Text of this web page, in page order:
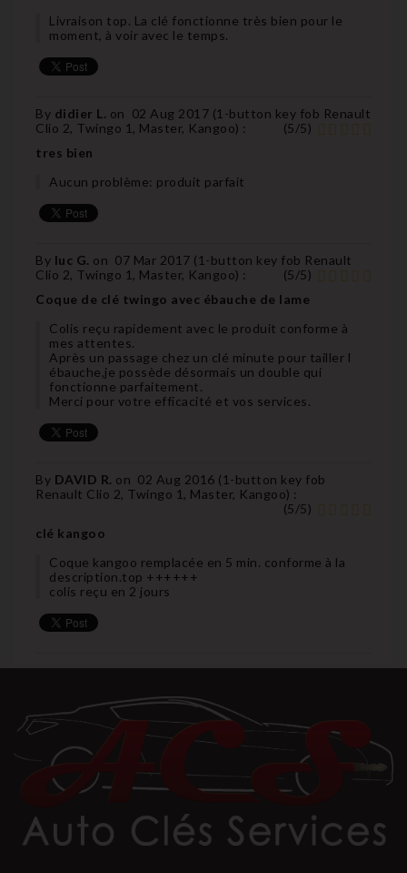
Livraison top. La clé fonctionne très bien pour le
moment, à voir avec le temps.
By didier L. on 02 Aug 2017 (1-button key fob Renault
Clio 2, Twingo 1, Master, Kangoo) : (5/5)
tres bien
Aucun problème: produit parfait
By luc G. on 07 Mar 2017 (1-button key fob Renault
Clio 2, Twingo 1, Master, Kangoo) : (5/5)
Coque de clé twingo avec ébauche de lame
Colis reçu rapidement avec le produit conforme à
mes attentes.
Après un passage chez un clé minute pour tailler l
ébauche,je possède désormais un double qui
fonctionne parfaitement.
Merci pour votre efficacité et vos services.
By DAVID R. on 02 Aug 2016 (1-button key fob
Renault Clio 2, Twingo 1, Master, Kangoo) :
(5/5)
clé kangoo
Coque kangoo remplacée en 5 min. conforme à la
description.top ++++++
colis reçu en 2 jours